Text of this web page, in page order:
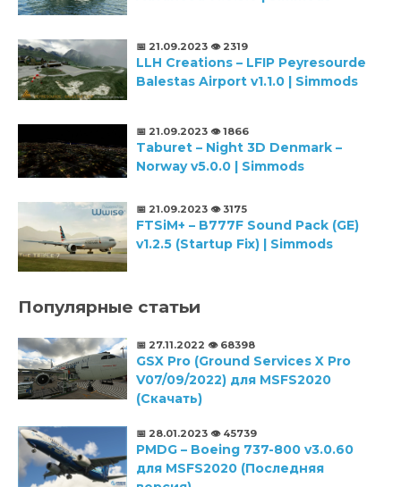
📅 21.09.2023 👁️ 2319
LLH Creations – LFIP Peyresourde
Balestas Airport v1.1.0 | Simmods
📅 21.09.2023 👁️ 1866
Taburet – Night 3D Denmark –
Norway v5.0.0 | Simmods
📅 21.09.2023 👁️ 3175
FTSiM+ – B777F Sound Pack (GE)
v1.2.5 (Startup Fix) | Simmods
Популярные статьи
📅 27.11.2022 👁️ 68398
GSX Pro (Ground Services X Pro
V07/09/2022) для MSFS2020
(Скачать)
📅 28.01.2023 👁️ 45739
PMDG – Boeing 737-800 v3.0.60
для MSFS2020 (Последняя